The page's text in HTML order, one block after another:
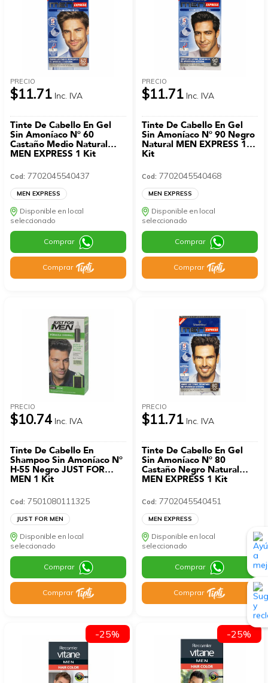
PRECIO
$11.71 Inc. IVA
Tinte De Cabello En Gel
Sin Amoníaco N° 60
Castaño Medio Natural
MEN EXPRESS 1 Kit
Cod: 7702045540437
MEN EXPRESS
Disponible en local
seleccionado
Comprar
Comprar
PRECIO
$11.71 Inc. IVA
Tinte De Cabello En Gel
Sin Amoníaco N° 90 Negro
Natural MEN EXPRESS 1
Kit
Cod: 7702045540468
MEN EXPRESS
Disponible en local
seleccionado
Comprar
Comprar
PRECIO
$10.74 Inc. IVA
Tinte De Cabello En
Shampoo Sin Amoníaco N°
H-55 Negro JUST FOR
MEN 1 Kit
Cod: 7501080111325
JUST FOR MEN
Disponible en local
seleccionado
Comprar
Comprar
PRECIO
$11.71 Inc. IVA
Tinte De Cabello En Gel
Sin Amoníaco N° 80
Castaño Negro Natural
MEN EXPRESS 1 Kit
Cod: 7702045540451
MEN EXPRESS
Disponible en local
seleccionado
Comprar
Comprar
-25% -25%